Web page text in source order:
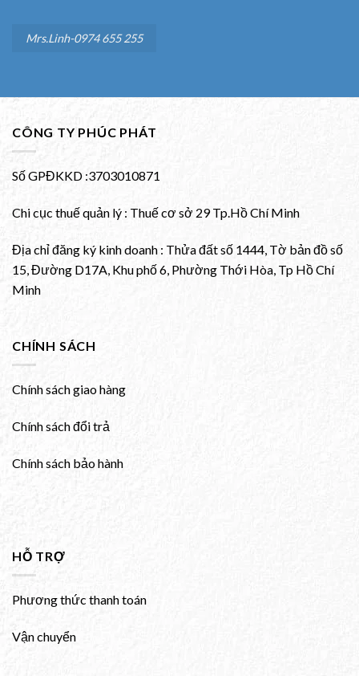
Mrs.Linh-0974 655 255
CÔNG TY PHÚC PHÁT
Số GPĐKKD :3703010871
Chi cục thuế quản lý : Thuế cơ sở 29 Tp.Hồ Chí Minh
Địa chỉ đăng ký kinh doanh : Thửa đất số 1444, Tờ bản đồ số
15, Đường D17A, Khu phố 6, Phường Thới Hòa, Tp Hồ Chí
Minh
CHÍNH SÁCH
Chính sách giao hàng
Chính sách đổi trả
Chính sách bảo hành
HỖ TRỢ
Phương thức thanh toán
Vận chuyển